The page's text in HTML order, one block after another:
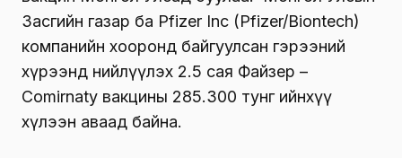
Засгийн газар ба Pfizer Inc (Pfizer/Biontech)
компанийн хооронд байгуулсан гэрээний
хүрээнд нийлүүлэх 2.5 сая Файзер –
Comirnaty вакцины 285.300 тунг ийнхүү
хүлээн аваад байна.